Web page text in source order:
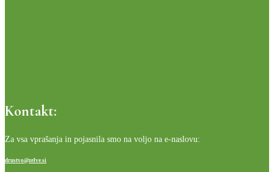
Kontakt:
Za vsa vprašanja in pojasnila smo na voljo na e-naslovu:
drustvo@zelve.si